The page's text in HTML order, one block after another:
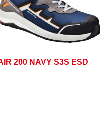
200 NAVY S3S ESD